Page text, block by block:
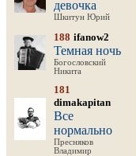
девочка
Шкитун Юрий
188 ifanow2
Темная ночь
Богословский
Никита
181
dimakapitan
Все
нормально
Пресняков
Владимир